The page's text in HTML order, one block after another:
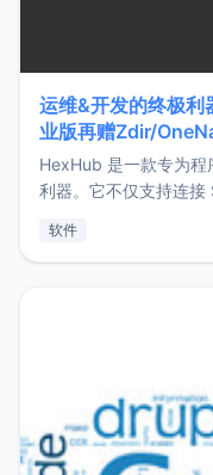
运维&开发的终极
业版再赠Zdir/
HexHub 是一款专为
利器。它不仅支持连接
件间频繁切换，仅凭
软件